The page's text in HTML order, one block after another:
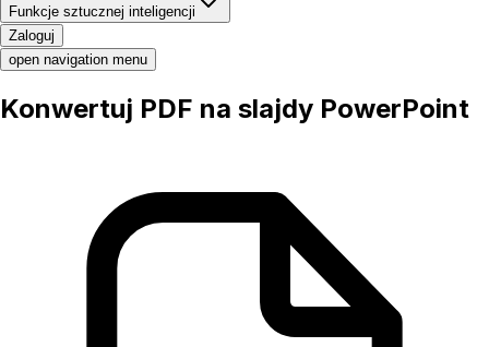
Funkcje sztucznej inteligencji
Zaloguj
open navigation menu
Konwertuj PDF na slajdy PowerPoint